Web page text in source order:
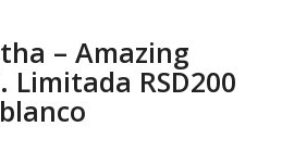
– Amazing
Limitada RSD200